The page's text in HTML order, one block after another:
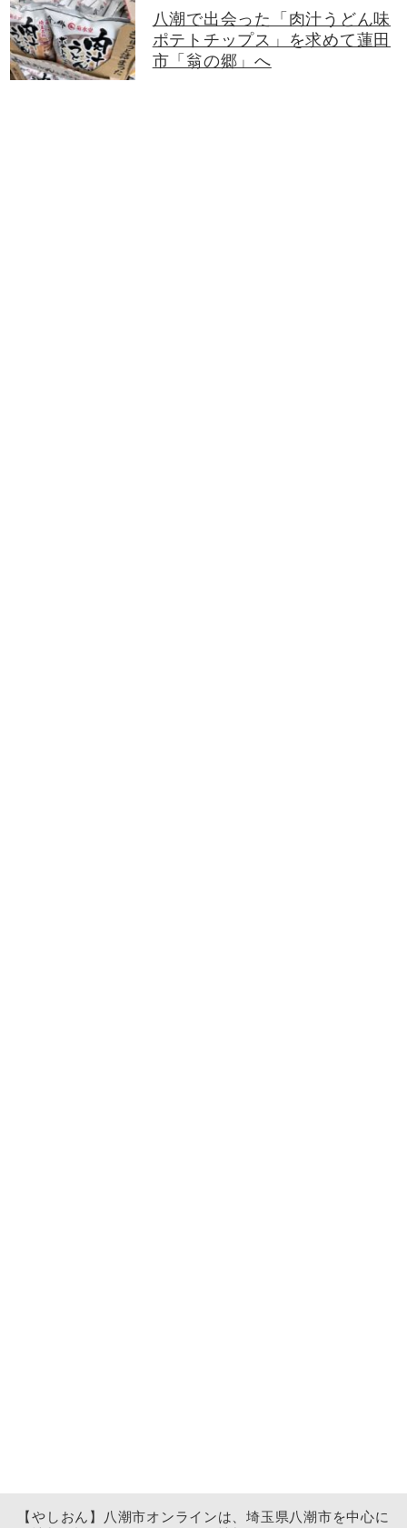
八潮で出会った「肉汁うどん味
ポテトチップス」を求めて蓮田
市「翁の郷」へ
【やしおん】八潮市オンラインは、埼玉県八潮市を中心に